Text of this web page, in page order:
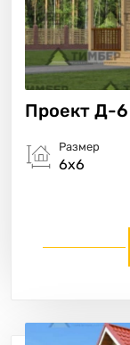
Проект Д-6
Размер
6х6